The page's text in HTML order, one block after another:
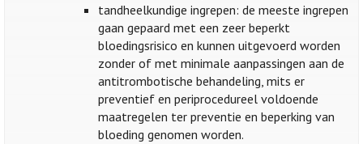
tandheelkundige ingrepen: de meeste ingrepen
gaan gepaard met een zeer beperkt
bloedingsrisico en kunnen uitgevoerd worden
zonder of met minimale aanpassingen aan de
antitrombotische behandeling, mits er
preventief en periprocedureel voldoende
maatregelen ter preventie en beperking van
bloeding genomen worden.